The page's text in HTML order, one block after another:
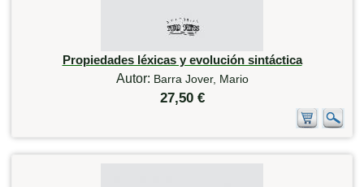
Propiedades léxicas y evolución sintáctica
Autor: Barra Jover, Mario
27,50 €